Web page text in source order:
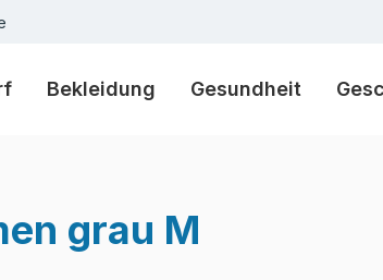
Bekleidung Gesundheit
grau M